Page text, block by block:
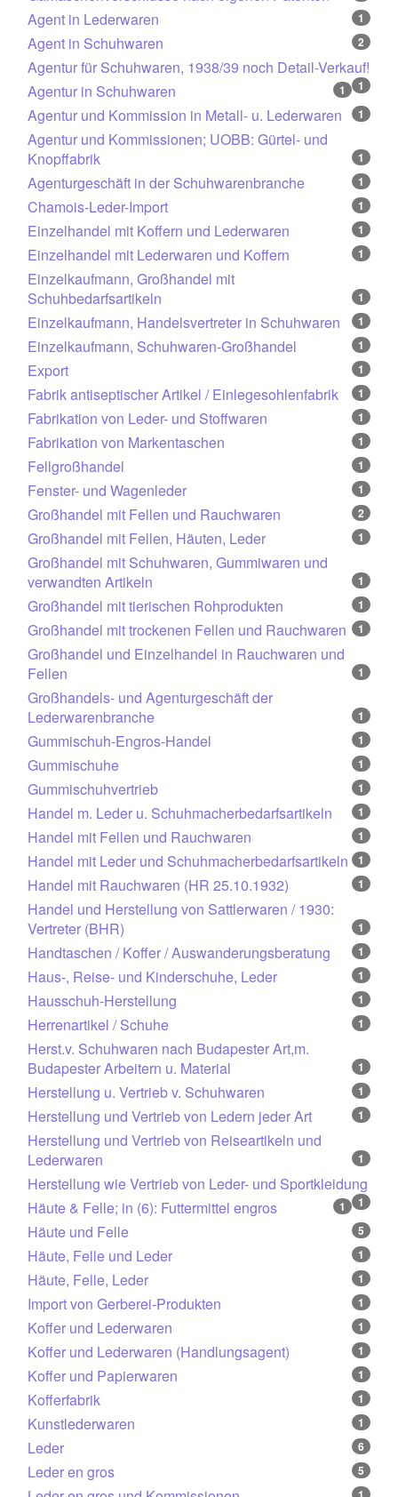
Agent in Lederwaren 1
Agent in Schuhwaren 2
Agentur für Schuhwaren, 1938/39 noch Detail-Verkauf!
1
Agentur in Schuhwaren 1
Agentur und Kommission in Metall- u. Lederwaren 1
Agentur und Kommissionen; UOBB: Gürtel- und
Knopffabrik
1
Agenturgeschäft in der Schuhwarenbranche 1
Chamois-Leder-Import 1
Einzelhandel mit Koffern und Lederwaren 1
Einzelhandel mit Lederwaren und Koffern 1
Einzelkaufmann, Großhandel mit
Schuhbedarfsartikeln
1
Einzelkaufmann, Handelsvertreter in Schuhwaren 1
Einzelkaufmann, Schuhwaren-Großhandel 1
Export 1
Fabrik antiseptischer Artikel / Einlegesohlenfabrik 1
Fabrikation von Leder- und Stoffwaren 1
Fabrikation von Markentaschen 1
Fellgroßhandel 1
Fenster- und Wagenleder 1
Großhandel mit Fellen und Rauchwaren 2
Großhandel mit Fellen, Häuten, Leder 1
Großhandel mit Schuhwaren, Gummiwaren und
verwandten Artikeln
1
Großhandel mit tierischen Rohprodukten 1
Großhandel mit trockenen Fellen und Rauchwaren 1
Großhandel und Einzelhandel in Rauchwaren und
Fellen
1
Großhandels- und Agenturgeschäft der
Lederwarenbranche
1
Gummischuh-Engros-Handel 1
Gummischuhe 1
Gummischuhvertrieb 1
Handel m. Leder u. Schuhmacherbedarfsartikeln 1
Handel mit Fellen und Rauchwaren 1
Handel mit Leder und Schuhmacherbedarfsartikeln 1
Handel mit Rauchwaren (HR 25.10.1932) 1
Handel und Herstellung von Sattlerwaren / 1930:
Vertreter (BHR)
1
Handtaschen / Koffer / Auswanderungsberatung 1
Haus-, Reise- und Kinderschuhe, Leder 1
Hausschuh-Herstellung 1
Herrenartikel / Schuhe 1
Herst.v. Schuhwaren nach Budapester Art,m.
Budapester Arbeitern u. Material
1
Herstellung u. Vertrieb v. Schuhwaren 1
Herstellung und Vertrieb von Ledern jeder Art 1
Herstellung und Vertrieb von Reiseartikeln und
Lederwaren
1
Herstellung wie Vertrieb von Leder- und Sportkleidung
1
Häute & Felle; in (6): Futtermittel engros 1
Häute und Felle 5
Häute, Felle und Leder 1
Häute, Felle, Leder 1
Import von Gerberei-Produkten 1
Koffer und Lederwaren 1
Koffer und Lederwaren (Handlungsagent) 1
Koffer und Papierwaren 1
Kofferfabrik 1
Kunstlederwaren 1
Leder 6
Leder en gros 5